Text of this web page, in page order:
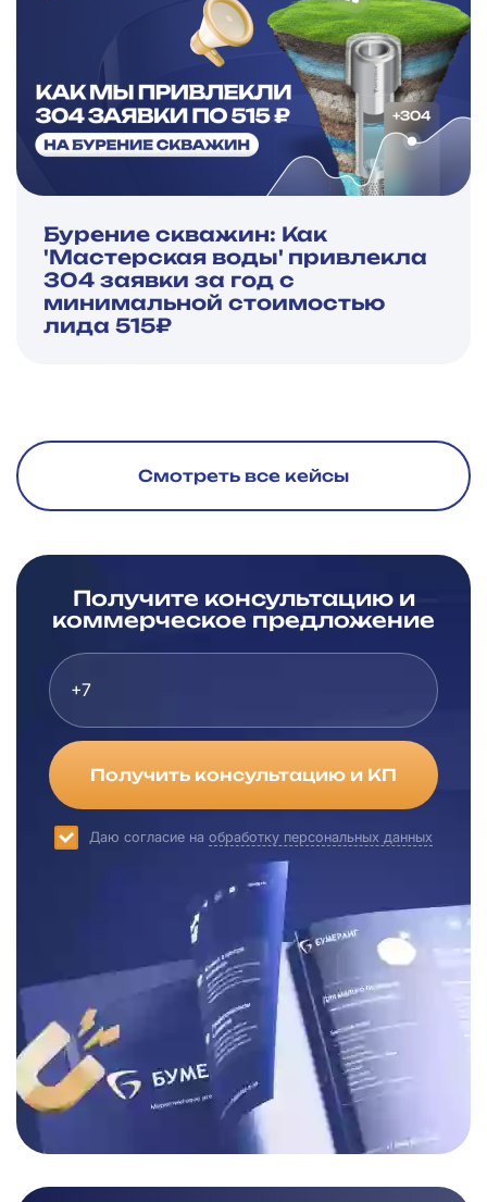
Бурение скважин: Как
'Мастерская воды' привлекла
304 заявки за год с
минимальной стоимостью
лида 515₽
Смотреть все кейсы
Получите консультацию и
коммерческое предложение
Получить консультацию и КП
Даю согласие на обработку персональных данных